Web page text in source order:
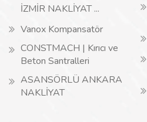
İZMİR NAKLİYAT ...
Vanox Kompansatör
CONSTMACH | Kırıcı ve
Beton Santralleri
ASANSÖRLÜ ANKARA
NAKLİYAT